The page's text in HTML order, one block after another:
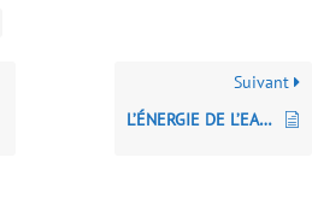
Suivant
L’ÉNERGIE DE L’EAU Une richesse à exploiter dans le respect de l’environnement